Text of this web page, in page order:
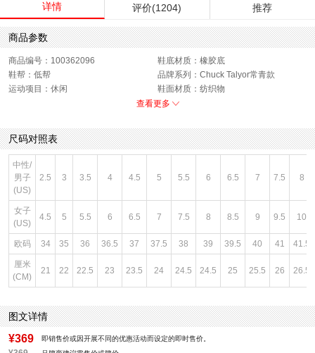
详情 评价(1204) 推荐
商品参数
商品编号：100362096
鞋底材质：橡胶底
鞋帮：低帮
品牌系列：Chuck Talyor常青款
运动项目：休闲
鞋面材质：纺织物
风格：休闲
查看更多
尺码对照表
中性/
男子
(US)
2.5 3 3.5 4 4.5 5 5.5 6 6.5 7 7.5 8
女子
(US)
4.5 5 5.5 6 6.5 7 7.5 8 8.5 9 9.5 10
欧码 34 35 36 36.5 37 37.5 38 39 39.5 40 41 41.5
厘米
(CM)
21 22 22.5 23 23.5 24 24.5 24.5 25 25.5 26 26.5
图文详情
¥369 即销售价或因开展不同的优惠活动而设定的即时售价。